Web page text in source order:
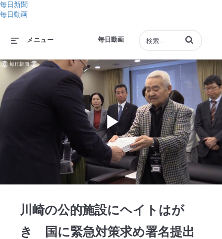
毎日新聞
毎日動画
毎日動画
メニュー 動画の検索語句
Play
川崎の公的施設にヘイトはが
き 国に緊急対策求め署名提出